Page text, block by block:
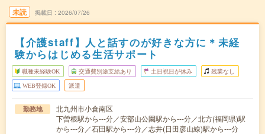
未読 掲載日 2026/07/26
【介護staff】人と話すのが好きな方に＊未経
験からはじめる生活サポート
職種未経験OK 交通費別途支給あり 土日祝日が休み 残業なし
WEB登録OK 派遣
勤務地
北九州市小倉南区
下曽根駅から---分／安部山公園駅から---分／北方(福岡県)駅
から---分／石田駅から---分／志井(日田彦山線)駅から---分